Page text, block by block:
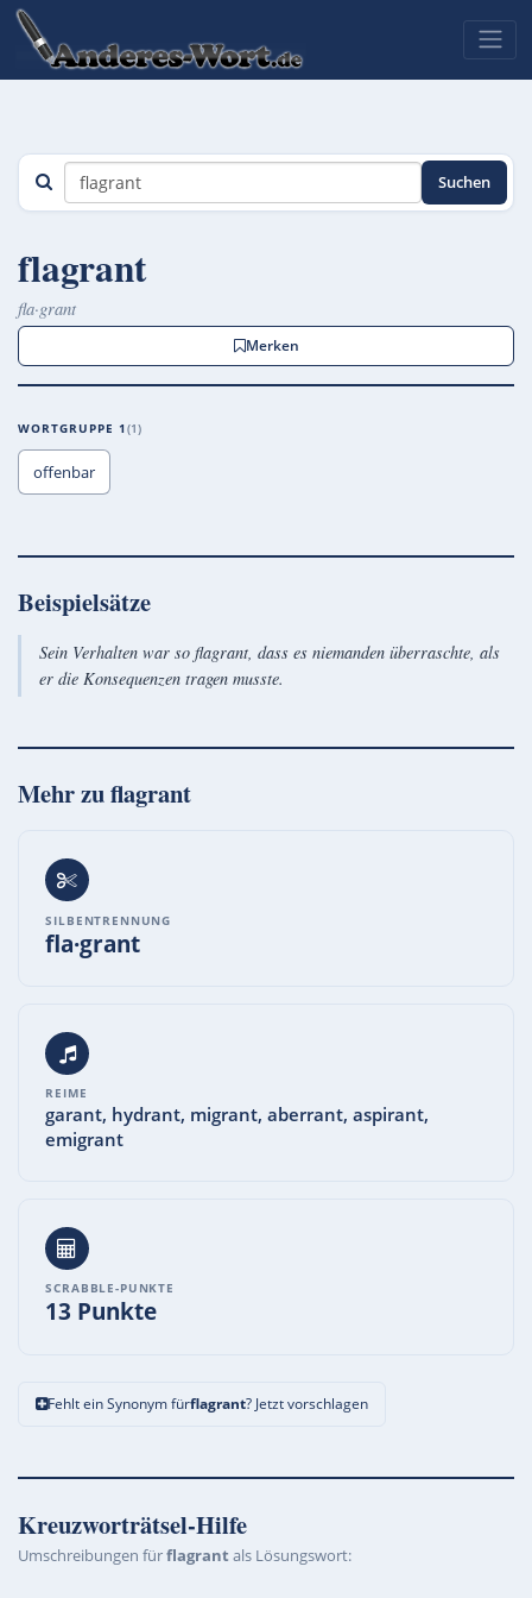
Suchen
flagrant
fla·grant
Merken
WORTGRUPPE 1 1
offenbar
Beispielsätze
Sein Verhalten war so flagrant, dass es niemanden überraschte, als
er die Konsequenzen tragen musste.
Mehr zuflagrant
SILBENTRENNUNG
fla·grant
REIME
garant, hydrant, migrant, aberrant, aspirant,
emigrant
SCRABBLE-PUNKTE
13 Punkte
Fehlt ein Synonym fürflagrant? Jetzt vorschlagen
Kreuzworträtsel-Hilfe
Umschreibungen fürflagrant als Lösungswort: